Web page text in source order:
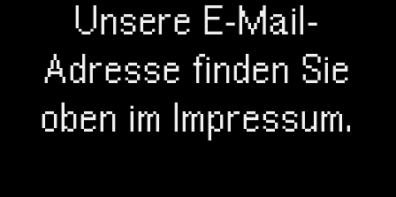
Unsere E-Mail-
Adresse finden Sie
oben im Impressum.